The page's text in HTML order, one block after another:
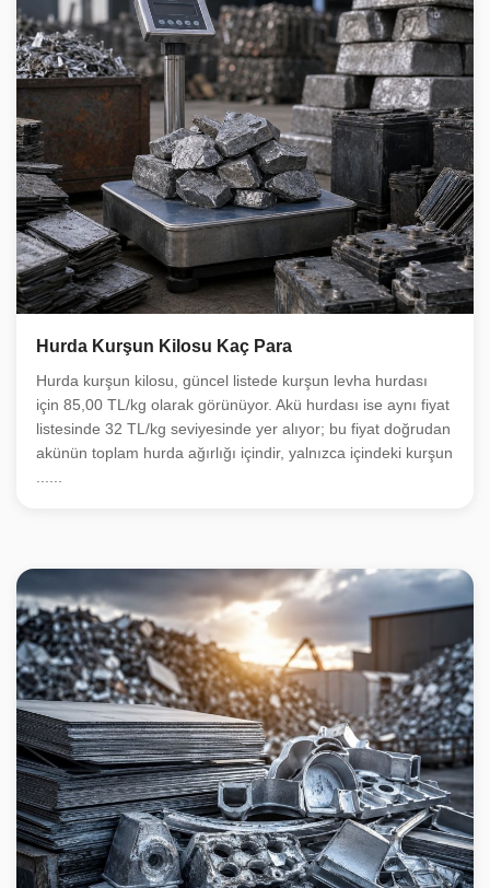
Hurda Kurşun Kilosu Kaç Para
Hurda kurşun kilosu, güncel listede kurşun levha hurdası
için 85,00 TL/kg olarak görünüyor. Akü hurdası ise aynı fiyat
listesinde 32 TL/kg seviyesinde yer alıyor; bu fiyat doğrudan
akünün toplam hurda ağırlığı içindir, yalnızca içindeki kurşun
......